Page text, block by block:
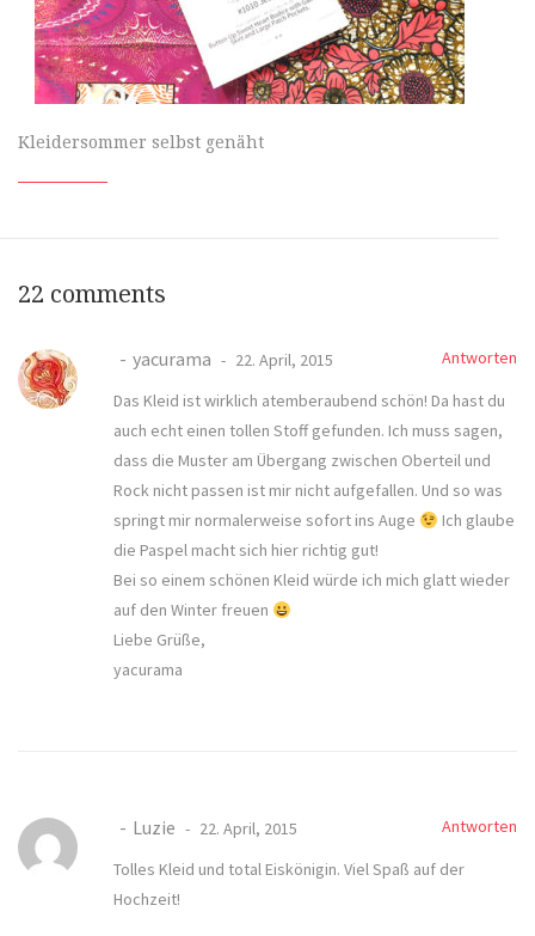
Kleidersommer selbst genäht
22 comments
yacurama 22. April, 2015
Antworten
Das Kleid ist wirklich atemberaubend schön! Da hast du
auch echt einen tollen Stoff gefunden. Ich muss sagen,
dass die Muster am Übergang zwischen Oberteil und
Rock nicht passen ist mir nicht aufgefallen. Und so was
springt mir normalerweise sofort ins Auge
Ich glaube
die Paspel macht sich hier richtig gut!
Bei so einem schönen Kleid würde ich mich glatt wieder
auf den Winter freuen
Liebe Grüße,
yacurama
Luzie 22. April, 2015
Antworten
Tolles Kleid und total Eiskönigin. Viel Spaß auf der
Hochzeit!